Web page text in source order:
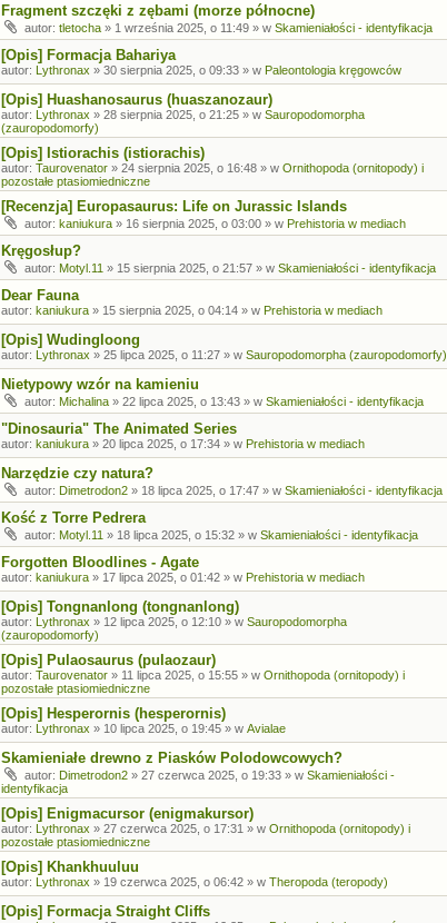
Fragment szczęki z zębami (morze północne)
autor: tletocha » 1 września 2025, o 11:49 » w Skamieniałości - identyfikacja
[Opis] Formacja Bahariya
autor: Lythronax » 30 sierpnia 2025, o 09:33 » w Paleontologia kręgowców
[Opis] Huashanosaurus (huaszanozaur)
autor: Lythronax » 28 sierpnia 2025, o 21:25 » w Sauropodomorpha
(zauropodomorfy)
[Opis] Istiorachis (istiorachis)
autor: Taurovenator » 24 sierpnia 2025, o 16:48 » w Ornithopoda (ornitopody) i
pozostałe ptasiomiedniczne
[Recenzja] Europasaurus: Life on Jurassic Islands
autor: kaniukura » 16 sierpnia 2025, o 03:00 » w Prehistoria w mediach
Kręgosłup?
autor: Motyl.11 » 15 sierpnia 2025, o 21:57 » w Skamieniałości - identyfikacja
Dear Fauna
autor: kaniukura » 15 sierpnia 2025, o 04:14 » w Prehistoria w mediach
[Opis] Wudingloong
autor: Lythronax » 25 lipca 2025, o 11:27 » w Sauropodomorpha (zauropodomorfy)
Nietypowy wzór na kamieniu
autor: Michalina » 22 lipca 2025, o 13:43 » w Skamieniałości - identyfikacja
"Dinosauria" The Animated Series
autor: kaniukura » 20 lipca 2025, o 17:34 » w Prehistoria w mediach
Narzędzie czy natura?
autor: Dimetrodon2 » 18 lipca 2025, o 17:47 » w Skamieniałości - identyfikacja
Kość z Torre Pedrera
autor: Motyl.11 » 18 lipca 2025, o 15:32 » w Skamieniałości - identyfikacja
Forgotten Bloodlines - Agate
autor: kaniukura » 17 lipca 2025, o 01:42 » w Prehistoria w mediach
[Opis] Tongnanlong (tongnanlong)
autor: Lythronax » 12 lipca 2025, o 12:10 » w Sauropodomorpha
(zauropodomorfy)
[Opis] Pulaosaurus (pulaozaur)
autor: Taurovenator » 11 lipca 2025, o 15:55 » w Ornithopoda (ornitopody) i
pozostałe ptasiomiedniczne
[Opis] Hesperornis (hesperornis)
autor: Lythronax » 10 lipca 2025, o 19:45 » w Avialae
Skamieniałe drewno z Piasków Polodowcowych?
autor: Dimetrodon2 » 27 czerwca 2025, o 19:33 » w Skamieniałości -
identyfikacja
[Opis] Enigmacursor (enigmakursor)
autor: Lythronax » 27 czerwca 2025, o 17:31 » w Ornithopoda (ornitopody) i
pozostałe ptasiomiedniczne
[Opis] Khankhuuluu
autor: Lythronax » 19 czerwca 2025, o 06:42 » w Theropoda (teropody)
[Opis] Formacja Straight Cliffs